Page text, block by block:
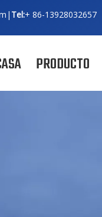
| Tel:+ 86-13928032657
PRODUCTO